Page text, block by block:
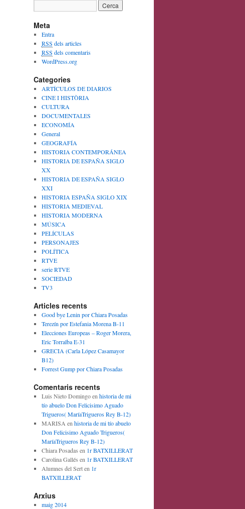
Meta
Entra
RSS dels articles
RSS dels comentaris
WordPress.org
Categories
ARTÍCULOS DE DIARIOS
CINE I HISTÒRIA
CULTURA
DOCUMENTALES
ECONOMÍA
General
GEOGRAFÍA
HISTORIA CONTEMPORÁNEA
HISTORIA DE ESPAÑA SIGLO
XX
HISTORIA DE ESPAÑA SIGLO
XXI
HISTORIA ESPAÑA SIGLO XIX
HISTORIA MEDIEVAL
HISTORIA MODERNA
MÚSICA
PELÍCULAS
PERSONAJES
POLÍTICA
RTVE
serie RTVE
SOCIEDAD
TV3
Articles recents
Good bye Lenin por Chiara Posadas
Terezín por Estefania Morena B-11
Elecciones Europeas – Roger Morera,
Eric Torralba E-31
GRECIA (Carla López Casamayor
B12)
Forrest Gump por Chiara Posadas
Comentaris recents
Luis Nieto Domingoen historia de mi
tío abuelo Don Felicisimo Aguado
Trigueros( MaríaTrigueros Rey B-12)
MARISA en historia de mi tío abuelo
Don Felicisimo Aguado Trigueros(
MaríaTrigueros Rey B-12)
Chiara Posadas en 1r BATXILLERAT
Carolina Gallés en 1r BATXILLERAT
Alumnes del Serten 1r
BATXILLERAT
Arxius
maig 2014